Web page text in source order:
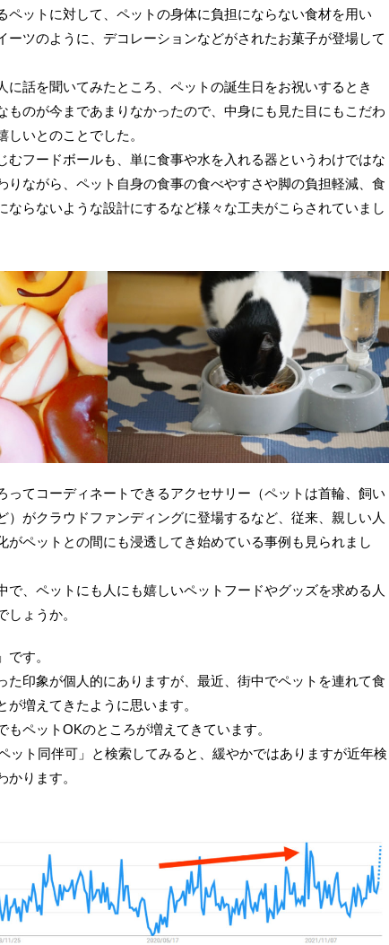
ペットに対して、ペットの身体に負担にならない食材を用い
ーツのように、デコレーションなどがされたお菓子が登場して
に話を聞いてみたところ、ペットの誕生日をお祝いするとき
ものが今まであまりなかったので、中身にも見た目にもこだわ
いとのことでした。
むフードボールも、単に食事や水を入れる器というわけではな
りながら、ペット自身の食事の食べやすさや脚の負担軽減、食
ならないような設計にするなど様々な工夫がこらされていまし
ってコーディネートできるアクセサリー（ペットは首輪、飼い
）がクラウドファンディングに登場するなど、従来、親しい人
がペットとの間にも浸透してき始めている事例も見られまし
で、ペットにも人にも嬉しいペットフードやグッズを求める人
ょうか。
す。
た印象が個人的にありますが、最近、街中でペットを連れて食
増えてきたように思います。
もペットOKのところが増えてきています。
ット同伴可」と検索してみると、緩やかではありますが近年検
ります。